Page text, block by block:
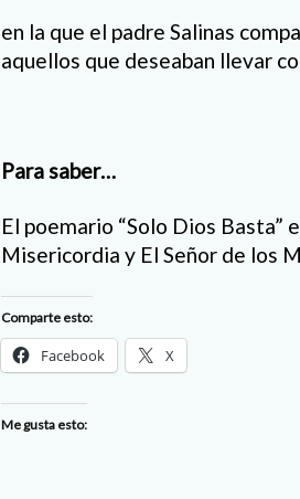
en la que el padre Salinas
aquellos que deseaban llevar
Para saber…
El poemario “Solo Dios Basta”
Misericordia y El Señor de los
Comparte esto:
Facebook X
Me gusta esto: